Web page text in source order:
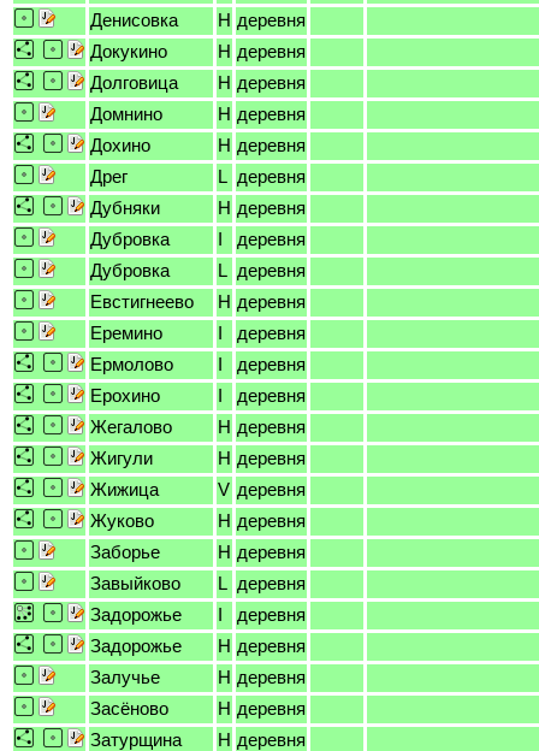
Денисовка
H деревня
Докукино
H деревня
Долговица
H деревня
Домнино
H деревня
Дохино
H деревня
Дрег
L деревня
Дубняки
H деревня
Дубровка
I
деревня
Дубровка
L деревня
Евстигнеево
H деревня
Еремино
I
деревня
Ермолово
I
деревня
Ерохино
I
деревня
Жегалово
H деревня
Жигули
H деревня
Жижица
V деревня
Жуково
H деревня
Заборье
H деревня
Завыйково
L деревня
Задорожье
I
деревня
Задорожье
H деревня
Залучье
H деревня
Засёново
H деревня
Затурщина
H деревня